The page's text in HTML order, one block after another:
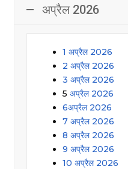
अप्रैल 2026
1 अप्रैल 2026
2 अप्रैल 2026
3 अप्रैल 2026
5 अप्रैल 2026
6अप्रैल 2026
7 अप्रैल 2026
8 अप्रैल 2026
9 अप्रैल 2026
10 अप्रैल 2026